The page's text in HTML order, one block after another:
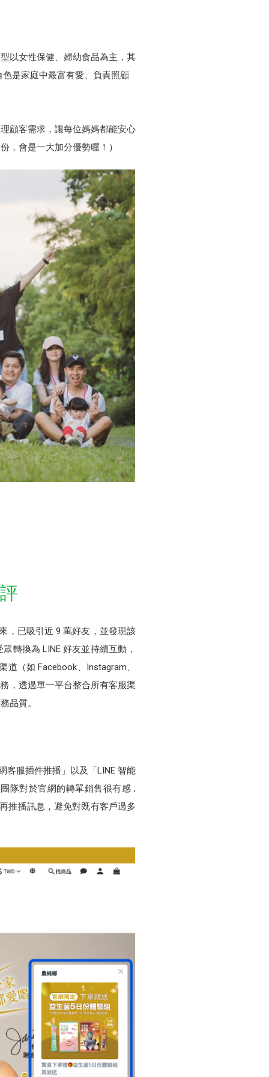
以女性保健、婦幼食品為主，其
是家庭中最富有愛、負責照顧
顧客需求，讓每位媽媽都能安心
，會是一大加分優勢喔！）
，已吸引近 9 萬好友，並發現該
轉換為 LINE 好友並持續互動，
（如 Facebook、Instagram、
，透過單一平台整合所有客服渠
品質。
客服插件推播」以及「LINE 智能
隊對於官網的轉單銷售很有感 ;
推播訊息，避免對既有客戶過多